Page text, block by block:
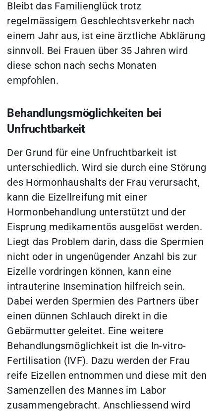
Bleibt das Familienglück trotz
regelmässigem Geschlechtsverkehr nach
einem Jahr aus, ist eine ärztliche Abklärung
sinnvoll. Bei Frauen über 35 Jahren wird
diese schon nach sechs Monaten
empfohlen.
Behandlungsmöglichkeiten bei
Unfruchtbarkeit
Der Grund für eine Unfruchtbarkeit ist
unterschiedlich. Wird sie durch eine Störung
des Hormonhaushalts der Frau verursacht,
kann die Eizellreifung mit einer
Hormonbehandlung unterstützt und der
Eisprung medikamentös ausgelöst werden.
Liegt das Problem darin, dass die Spermien
nicht oder in ungenügender Anzahl bis zur
Eizelle vordringen können, kann eine
intrauterine Insemination hilfreich sein.
Dabei werden Spermien des Partners über
einen dünnen Schlauch direkt in die
Gebärmutter geleitet. Eine weitere
Behandlungsmöglichkeit ist die In-vitro-
Fertilisation (IVF). Dazu werden der Frau
reife Eizellen entnommen und diese mit den
Samenzellen des Mannes im Labor
zusammengebracht. Anschliessend wird